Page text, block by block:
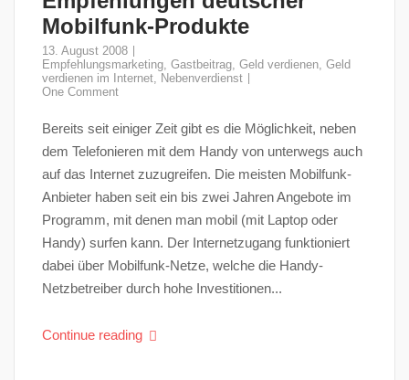
Mobilfunk-Produkte
13. August 2008
Empfehlungsmarketing, Gastbeitrag, Geld verdienen, Geld
verdienen im Internet, Nebenverdienst
One Comment
Bereits seit einiger Zeit gibt es die Möglichkeit, neben
dem Telefonieren mit dem Handy von unterwegs auch
auf das Internet zuzugreifen. Die meisten Mobilfunk-
Anbieter haben seit ein bis zwei Jahren Angebote im
Programm, mit denen man mobil (mit Laptop oder
Handy) surfen kann. Der Internetzugang funktioniert
dabei über Mobilfunk-Netze, welche die Handy-
Netzbetreiber durch hohe Investitionen...
Continue reading